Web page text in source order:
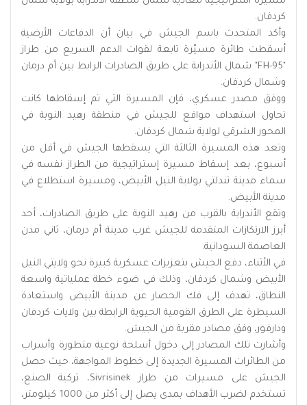
كردفان.
وأكد المتحدث باسم الجيش في بيان أن الدفاعات الأرضية
أسقطت طائرة مسيّرة تابعة لقوات الدعم السريع من طراز
"FH-95" شمال الأندرابة على طريق الصادرات الرابط بين أم درمان
وشمال كردفان.
ووفق مصدر عسكري، فإن المسيرة التي تم إسقاطها كانت
تحاول استهداف مواقع للجيش في منطقة رهيد النوبة في
المحور الشرقي لولاية شمال كردفان.
وتعد هذه المسيرة الثالثة التي يسقطها الجيش في أقل من
أسبوع، بعد إسقاط مسيرة إستراتيجية من الطراز نفسه في
سماء مدينة تندلتي بولاية النيل الأبيض، ومسيرة استطلاع في
مدينة الأبيض.
وتقع الأندرابة بالقرب من رهيد النوبة على طريق الصادرات، أحد
أبرز الارتكازات المتقدمة للجيش غرب مدينة أم درمان، ثاني مدن
العاصمة السودانية.
في الأثناء، دفع الجيش بتعزيزات عسكرية كبيرة نحو ولايتي النيل
الأبيض وشمال كردفان، وذلك في ضوء خطة عملياتية واسعة
النطاق، تهدف إلى فك الحصار عن مدينة الأبيض واستعادة
السيطرة على الطرق القومية الحيوية الرابطة بين ولايات كردفان
ودارفور، وفق مصادر مقربة من الجيش.
وأشارت تلك المصادر إلى دخول أسلحة نوعية متطورة وأسراب
من الطائرات المسيرة الجديدة إلى خطوط المواجهة، حيث حصل
الجيش على مسيرات من طراز Sivrisinek، تركية الصنع،
تستخدم لضرب الأهداف بمدى يصل إلى أكثر من 1000 كيلومتر،